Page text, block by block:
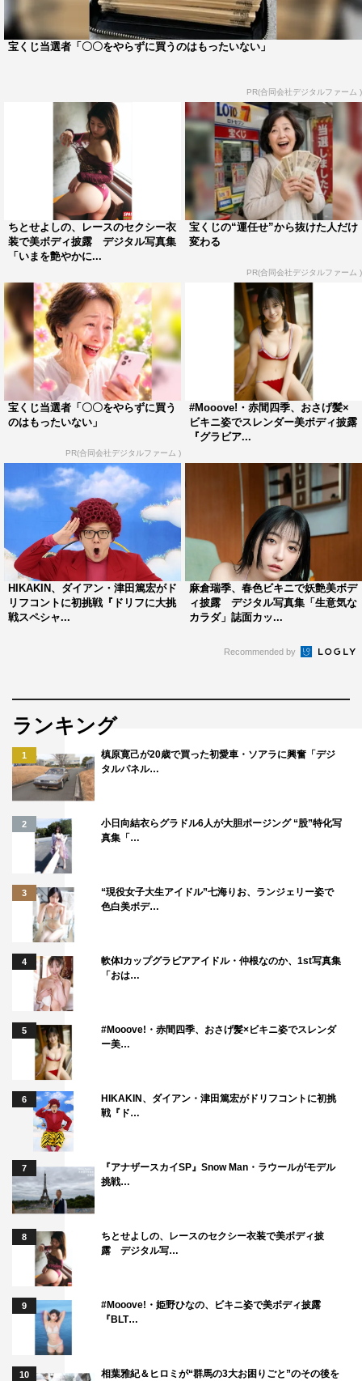
宝くじ当選者「〇〇をやらずに買うのはもったいない」
PR(合同会社デジタルファーム )
ちとせよしの、レースのセクシー衣
装で美ボディ披露 デジタル写真集
「いまを艶やかに...
宝くじの“運任せ”から抜けた人だけ
変わる
PR(合同会社デジタルファーム )
宝くじ当選者「〇〇をやらずに買う
のはもったいない」
PR(合同会社デジタルファーム )
#Mooove!・赤間四季、おさげ髪×
ビキニ姿でスレンダー美ボディ披露
『グラビア...
HIKAKIN、ダイアン・津田篤宏がド
リフコントに初挑戦『ドリフに大挑
戦スペシャ...
麻倉瑞季、春色ビキニで妖艶美ボデ
ィ披露 デジタル写真集「生意気な
カラダ」誌面カッ...
Recommended by
ランキング
1
槙原寛己が20歳で買った初愛車・ソアラに興奮「デジ
タルパネル…
2
小日向結衣らグラドル6人が大胆ポージング “股”特化写
真集「…
3
“現役女子大生アイドル”七海りお、ランジェリー姿で
色白美ボデ…
4
軟体Iカップグラビアアイドル・仲根なのか、1st写真集
「おは…
5
#Mooove!・赤間四季、おさげ髪×ビキニ姿でスレンダ
ー美…
6
HIKAKIN、ダイアン・津田篤宏がドリフコントに初挑
戦『ド…
7
『アナザースカイSP』Snow Man・ラウールがモデル
挑戦…
8
ちとせよしの、レースのセクシー衣装で美ボディ披
露 デジタル写…
9
#Mooove!・姫野ひなの、ビキニ姿で美ボディ披露
『BLT…
10 相葉雅紀＆ヒロミが“群馬の3大お困りごと”のその後を